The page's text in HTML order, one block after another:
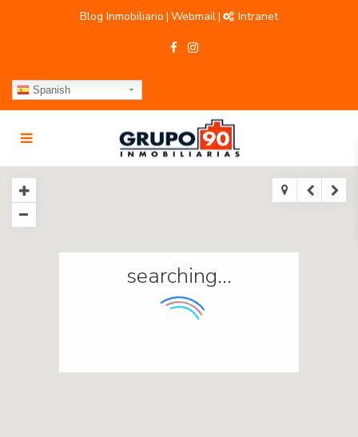
Blog Inmobiliario | Webmail| Intranet
Spanish
searching...